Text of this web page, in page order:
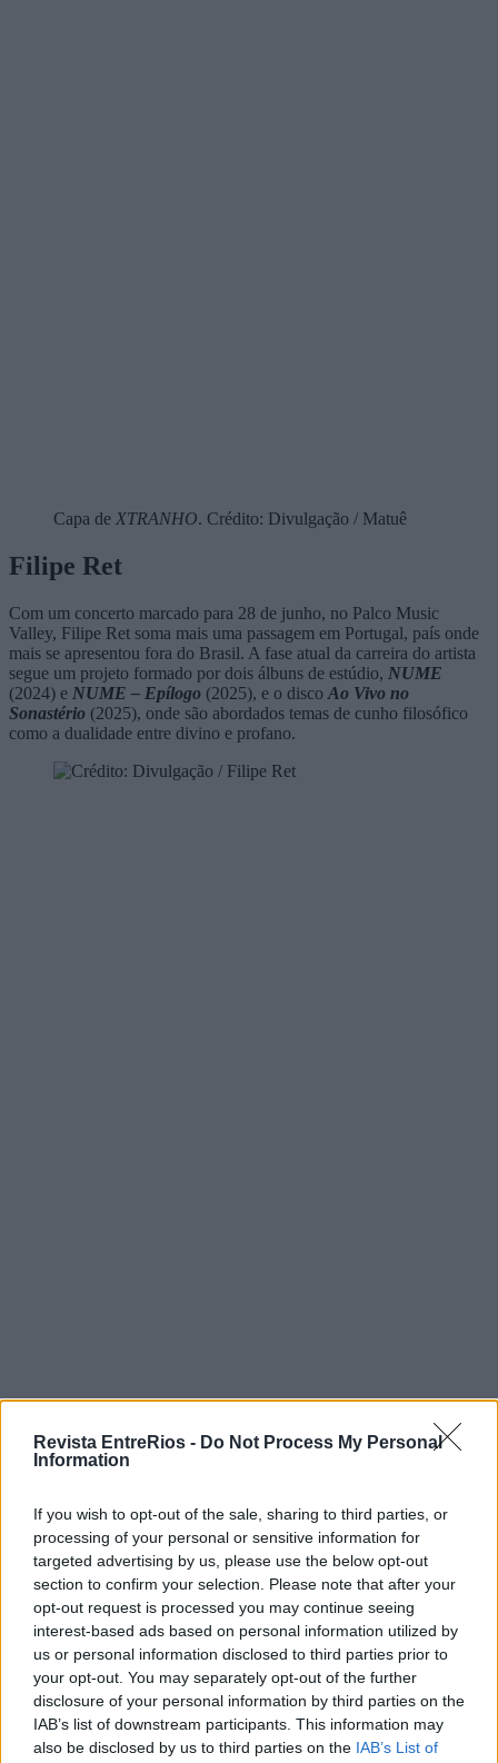
Revista EntreRios - Do Not Process My Personal
Information
If you wish to opt-out of the sale, sharing to third parties, or
processing of your personal or sensitive information for
targeted advertising by us, please use the below opt-out
section to confirm your selection. Please note that after your
opt-out request is processed you may continue seeing
interest-based ads based on personal information utilized by
us or personal information disclosed to third parties prior to
your opt-out. You may separately opt-out of the further
disclosure of your personal information by third parties on the
IAB’s list of downstream participants. This information may
also be disclosed by us to third parties on the IAB’s List of
Capa de XTRANHO. Crédito: Divulgação / Matuê
Filipe Ret
Com um concerto marcado para 28 de junho, no Palco Music
Valley, Filipe Ret soma mais uma passagem em Portugal, país onde
mais se apresentou fora do Brasil. A fase atual da carreira do artista
segue um projeto formado por dois álbuns de estúdio, NUME
(2024) e NUME – Epílogo (2025), e o disco Ao Vivo no
Sonastério (2025), onde são abordados temas de cunho filosófico
como a dualidade entre divino e profano.
Capa deNUME – Epílogo. Crédito: Divulgação / Filipe Ret
+ LEIA MAIS:Dos dribles às rimas: conheça a carreira
alternativa de Rafael Leão no rap